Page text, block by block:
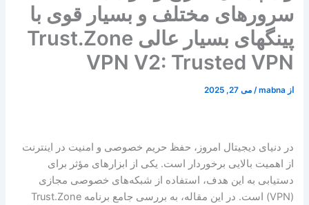
سرورهای مختلف و بسیار قوی با
پینگهای بسیار عالی Trust.Zone
VPN V2: Trusted VPN
از mabna
/می 27, 2025
در دنیای دیجیتال امروز، حفظ حریم خصوصی و امنیت در اینترنت
از اهمیت بالایی برخوردار است. یکی از ابزارهای مؤثر برای
دستیابی به این هدف، استفاده از شبکه‌های خصوصی مجازی
(VPN) است. در این مقاله، به بررسی جامع برنامه Trust.Zone